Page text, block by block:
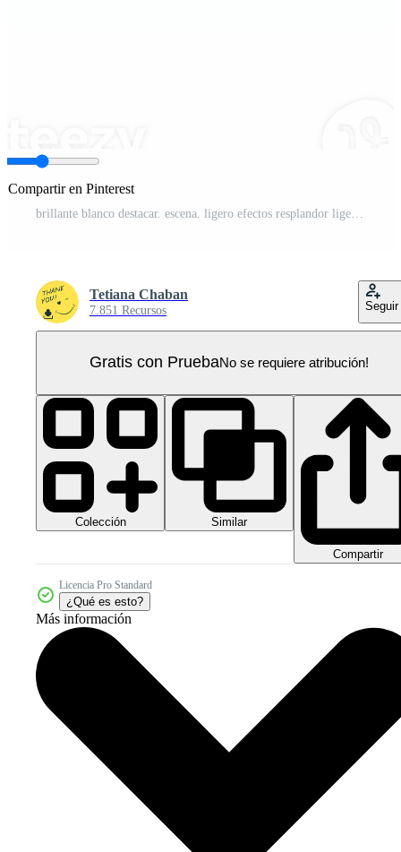
Compartir en Pinterest
Tetiana Chaban
7.851 Recursos Seguir
Gratis con PruebaNo se requiere atribución!
Colección Similar
Compartir
Licencia Pro Standard
¿Qué es esto?
Más información